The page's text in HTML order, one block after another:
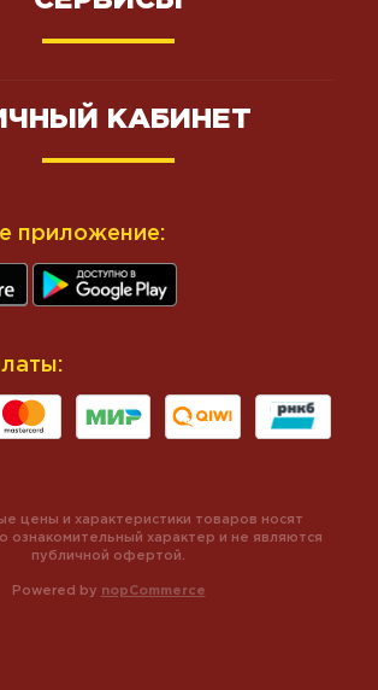
КАБИНЕТ
приложение:
Powered by nopCommerce
цены и характеристики товаров носят
ознакомительный характер и не являются
публичной офертой.